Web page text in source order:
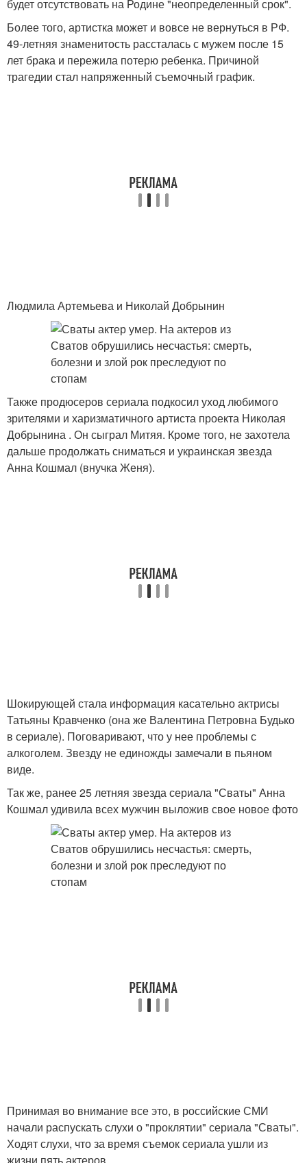
будет отсутствовать на Родине "неопределенный срок".
Более того, артистка может и вовсе не вернуться в РФ.
49-летняя знаменитость рассталась с мужем после 15
лет брака и пережила потерю ребенка. Причиной
трагедии стал напряженный съемочный график.
Людмила Артемьева и Николай Добрынин
Также продюсеров сериала подкосил уход любимого
зрителями и харизматичного артиста проекта Николая
Добрынина . Он сыграл Митяя. Кроме того, не захотела
дальше продолжать сниматься и украинская звезда
Анна Кошмал (внучка Женя).
Шокирующей стала информация касательно актрисы
Татьяны Кравченко (она же Валентина Петровна Будько
в сериале). Поговаривают, что у нее проблемы с
алкоголем. Звезду не единожды замечали в пьяном
виде.
Так же, ранее 25 летняя звезда сериала "Сваты" Анна
Кошмал удивила всех мужчин выложив свое новое фото
Принимая во внимание все это, в российские СМИ
начали распускать слухи о "проклятии" сериала "Сваты".
Ходят слухи, что за время съемок сериала ушли из